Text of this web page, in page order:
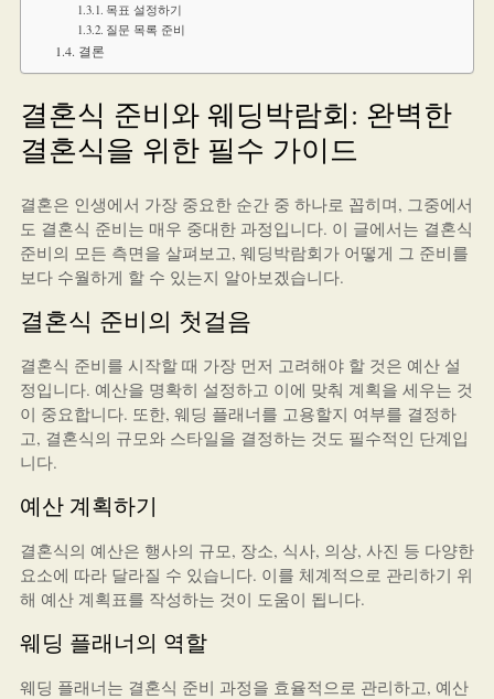
목표 설정하기
질문 목록 준비
결론
결혼식 준비와 웨딩박람회: 완벽한
결혼식을 위한 필수 가이드
결혼은 인생에서 가장 중요한 순간 중 하나로 꼽히며, 그중에서
도 결혼식 준비는 매우 중대한 과정입니다. 이 글에서는 결혼식
준비의 모든 측면을 살펴보고, 웨딩박람회가 어떻게 그 준비를
보다 수월하게 할 수 있는지 알아보겠습니다.
결혼식 준비의 첫걸음
결혼식 준비를 시작할 때 가장 먼저 고려해야 할 것은 예산 설
정입니다. 예산을 명확히 설정하고 이에 맞춰 계획을 세우는 것
이 중요합니다. 또한, 웨딩 플래너를 고용할지 여부를 결정하
고, 결혼식의 규모와 스타일을 결정하는 것도 필수적인 단계입
니다.
예산 계획하기
결혼식의 예산은 행사의 규모, 장소, 식사, 의상, 사진 등 다양한
요소에 따라 달라질 수 있습니다. 이를 체계적으로 관리하기 위
해 예산 계획표를 작성하는 것이 도움이 됩니다.
웨딩 플래너의 역할
웨딩 플래너는 결혼식 준비 과정을 효율적으로 관리하고, 예산